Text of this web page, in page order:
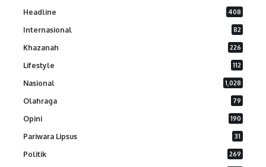
Headline 408
Internasional 82
Khazanah 226
Lifestyle 112
Nasional 1,028
Olahraga 79
Opini 190
Pariwara Lipsus 31
Politik 269